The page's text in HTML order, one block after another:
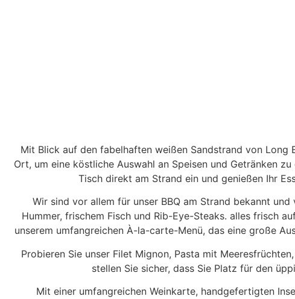
Mit Blick auf den fabelhaften weißen Sandstrand von Long
Ort, um eine köstliche Auswahl an Speisen und Getränken
Tisch direkt am Strand ein und genießen Ihr
Wir sind vor allem für unser BBQ am Strand bekannt
Hummer, frischem Fisch und Rib-Eye-Steaks. alles frisch
unserem umfangreichen À-la-carte-Menü, das eine große
Probieren Sie unser Filet Mignon, Pasta mit
stellen Sie sicher, dass Sie Platz für den
Mit einer umfangreichen Weinkarte, handgefertigten